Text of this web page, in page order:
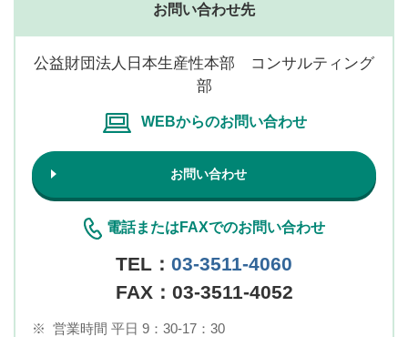
お問い合わせ先
公益財団法人日本生産性本部 コンサルティング
部
WEBからのお問い合わせ
お問い合わせ
電話またはFAXでのお問い合わせ
TEL： 03-3511-4060
FAX：03-3511-4052
※ 営業時間 平日 9：30-17：30